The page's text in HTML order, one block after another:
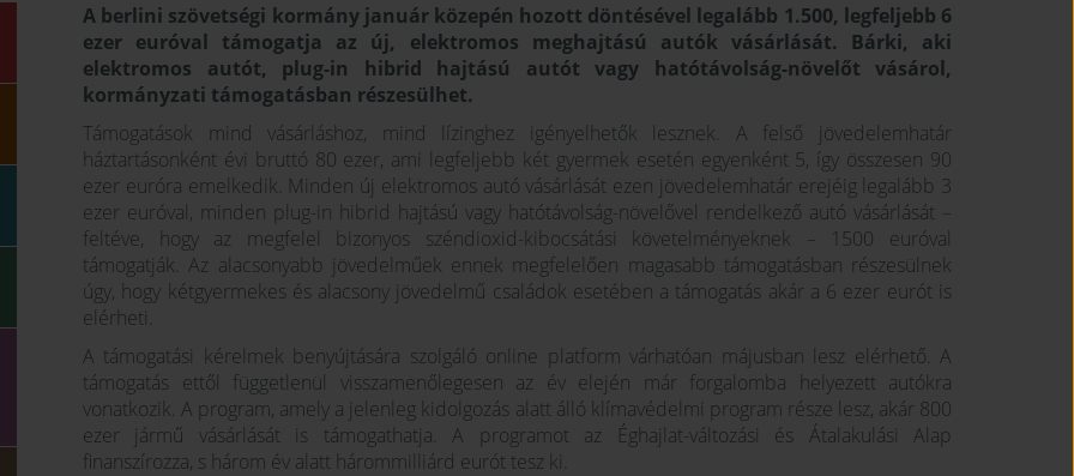
A berlini szövetségi kormány január közepén hozott döntésével legalább 1.500, legfeljebb 6
ezer euróval támogatja az új, elektromos meghajtású autók vásárlását. Bárki, aki
elektromos autót, plug-in hibrid hajtású autót vagy hatótávolság-növelőt vásárol,
kormányzati támogatásban részesülhet.
Támogatások mind vásárláshoz, mind lízinghez igényelhetők lesznek. A felső jövedelemhatár
háztartásonként évi bruttó 80 ezer, ami legfeljebb két gyermek esetén egyenként 5, így összesen 90
ezer euróra emelkedik. Minden új elektromos autó vásárlását ezen jövedelemhatár erejéig legalább 3
ezer euróval, minden plug-in hibrid hajtású vagy hatótávolság-növelővel rendelkező autó vásárlását –
feltéve, hogy az megfelel bizonyos széndioxid-kibocsátási követelményeknek – 1500 euróval
támogatják. Az alacsonyabb jövedelműek ennek megfelelően magasabb támogatásban részesülnek
úgy, hogy kétgyermekes és alacsony jövedelmű családok esetében a támogatás akár a 6 ezer eurót is
elérheti.
A támogatási kérelmek benyújtására szolgáló online platform várhatóan májusban lesz elérhető. A
támogatás ettől függetlenül visszamenőlegesen az év elején már forgalomba helyezett autókra
vonatkozik. A program, amely a jelenleg kidolgozás alatt álló klímavédelmi program része lesz, akár 800
ezer jármű vásárlását is támogathatja. A programot az Éghajlat-változási és Átalakulási Alap
finanszírozza, s három év alatt hárommilliárd eurót tesz ki.